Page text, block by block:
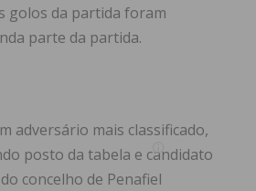
golos da partida foram
parte da partida.
adversário mais classificado,
posto da tabela e candidato
concelho de Penafiel